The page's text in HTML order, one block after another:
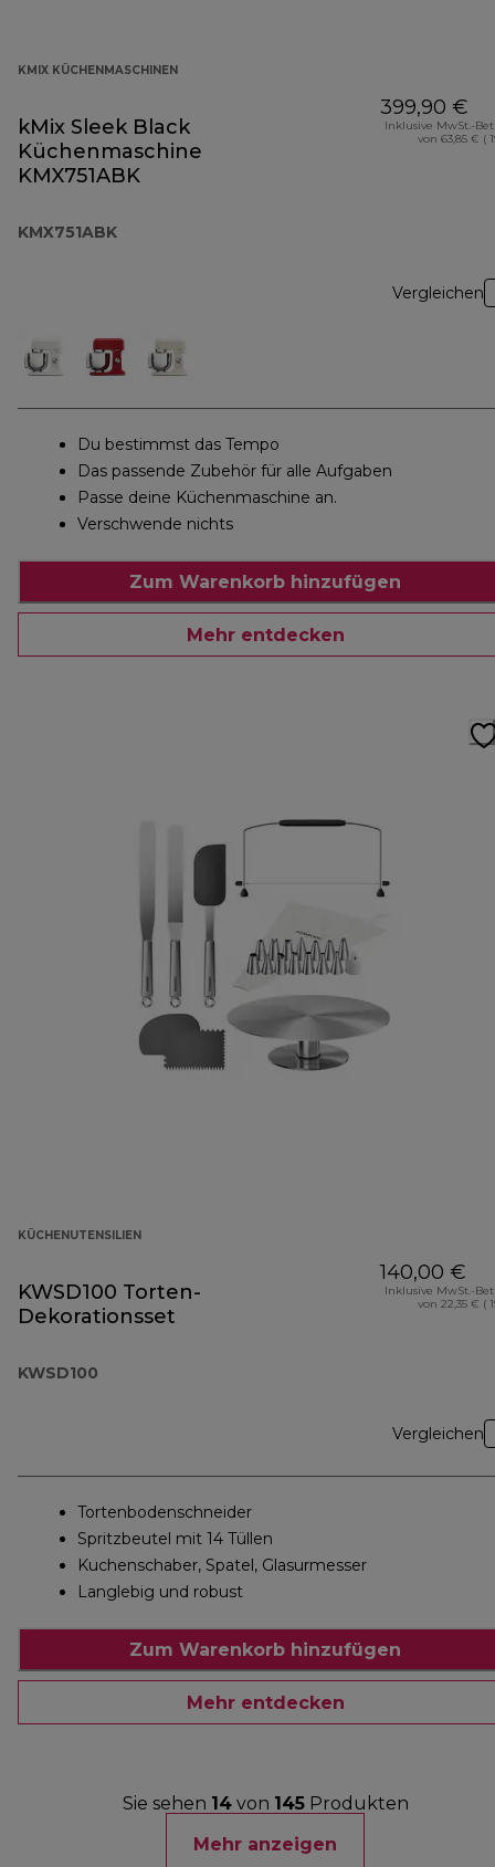
KMIX KÜCHENMASCHINEN
kMix Sleek Black
Küchenmaschine
KMX751ABK
KMX751ABK
399,90 €
Inklusive MwSt.-
von 63,85 € (
Vergleichen
Du bestimmst das Tempo
Das passende Zubehör für alle Aufgaben
Passe deine Küchenmaschine an.
Verschwende nichts
Zum Warenkorb hinzufügen
Mehr entdecken
KÜCHENUTENSILIEN
KWSD100 Torten-
Dekorationsset
KWSD100
140,00 €
Inklusive MwSt.-
von 22,35 € (
Vergleichen
Tortenbodenschneider
Spritzbeutel mit 14 Tüllen
Kuchenschaber, Spatel, Glasurmesser
Langlebig und robust
Zum Warenkorb hinzufügen
Mehr entdecken
Sie sehen 14von 145Produkten
Mehr anzeigen